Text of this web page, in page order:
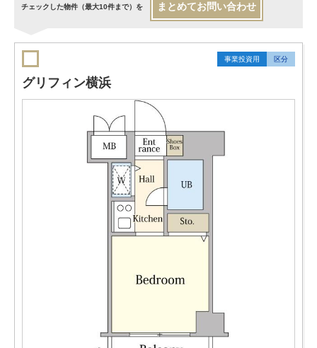
チェックした物件（最大10件まで）を まとめてお問い合わせ
事業投資用 区分
グリフィン横浜